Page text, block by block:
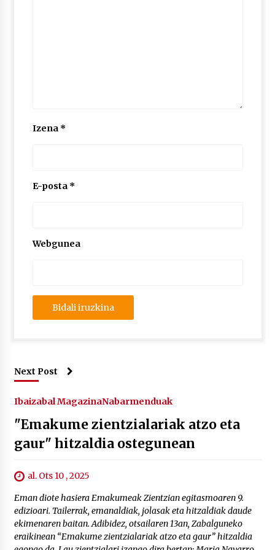
Izena *
E-posta *
Webgunea
Next Post
Ibaizabal MagazinaNabarmenduak
"Emakume zientzialariak atzo eta
gaur" hitzaldia ostegunean
al. Ots 10 , 2025
Eman diote hasiera Emakumeak Zientzian egitasmoaren 9.
edizioari. Tailerrak, emanaldiak, jolasak eta hitzaldiak daude
ekimenaren baitan. Adibidez, otsailaren 13an, Zabalguneko
eraikinean “Emakume zientzialariak atzo eta gaur” hitzaldia